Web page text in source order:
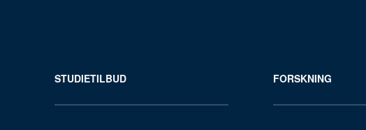
STUDIETILBUD FORSKNING